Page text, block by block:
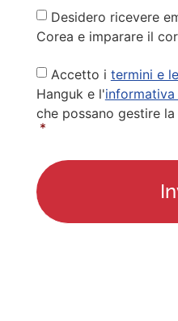
Newsletter
Desidero ricevere
Corea e imparare il
Privacy
Policy
Accetto i termini e
Hanguk e l'
che possano gestire
*